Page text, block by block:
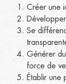
Créer une
Se
Générer
force de
Établir une